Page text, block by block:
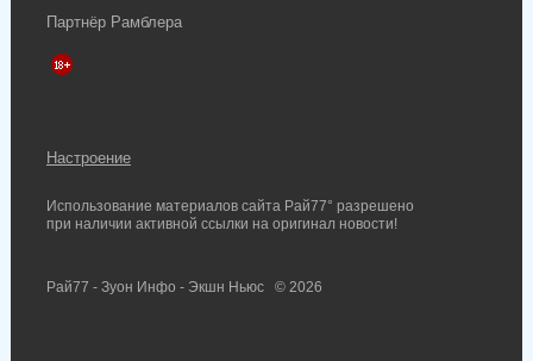
Партнёр Рамблера
Настроение
Использование материалов сайта Рай77° разрешено
при наличии активной ссылки на оригинал новости!
Рай77 - Зуон Инфо - Экшн Ньюс © 2026